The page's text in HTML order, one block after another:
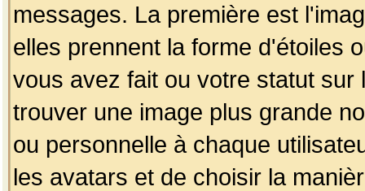
messages. La première est
elles prennent la forme d'étoiles
vous avez fait ou votre statut
trouver une image plus grande
ou personnelle à chaque
les avatars et de choisir la